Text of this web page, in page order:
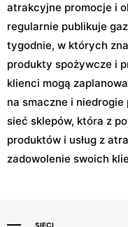
atrakcyjne promocje i
regularnie publikuje
tygodnie, w których
produkty spożywcze i
klienci mogą
na smaczne i niedrogie
sieć sklepów, która z
produktów i usług z
zadowolenie swoich
SIECI